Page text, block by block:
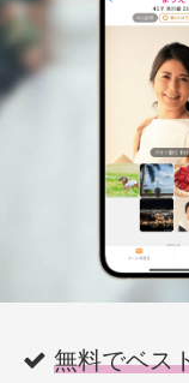
無料でベス